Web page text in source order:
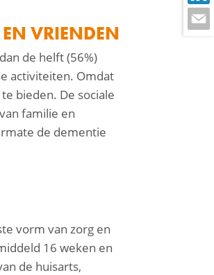
VRIENDEN
de helft (56%)
activiteiten. Omdat
bieden. De sociale
familie en
de dementie
vorm van zorg en
16 weken en
de huisarts,